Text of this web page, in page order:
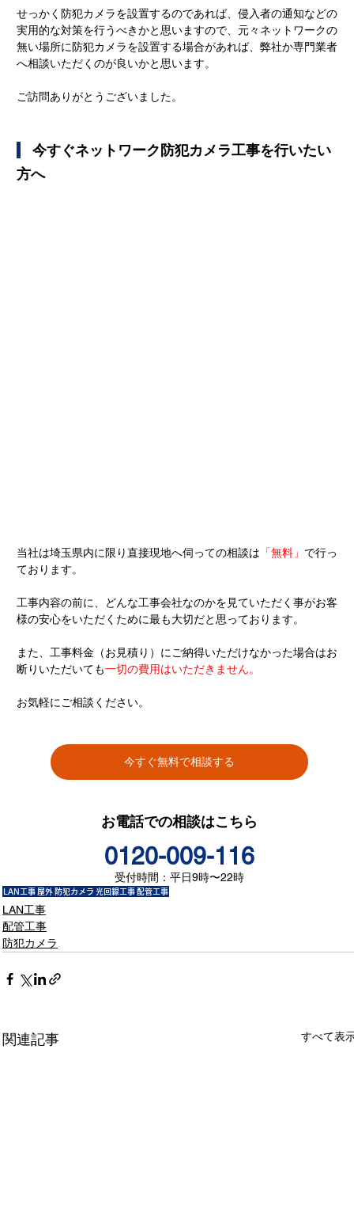
せっかく防犯カメラを設置するのであれば、侵入者の通知などの
実用的な対策を行うべきかと思いますので、元々ネットワークの
無い場所に防犯カメラを設置する場合があれば、弊社か専門業者
へ相談いただくのが良いかと思います。
ご訪問ありがとうございました。
今すぐネットワーク防犯カメラ工事を行いたい
方へ
当社は埼玉県内に限り直接現地へ伺っての相談は 「無料」 で行っ
ております。
工事内容の前に、どんな工事会社なのかを見ていただく事がお客
様の安心をいただくために最も大切だと思っております。
また、工事料金（お見積り）にご納得いただけなかった場合はお
断りいただいても一切の費用はいただきません。
お気軽にご相談ください。
今すぐ無料で相談する
お電話での相談はこちら
0120-009-116
受付時間：平日9時〜22時
LAN工事 屋外 防犯カメラ 光回線工事 配管工事
LAN工事
配管工事
防犯カメラ
関連記事 すべて表